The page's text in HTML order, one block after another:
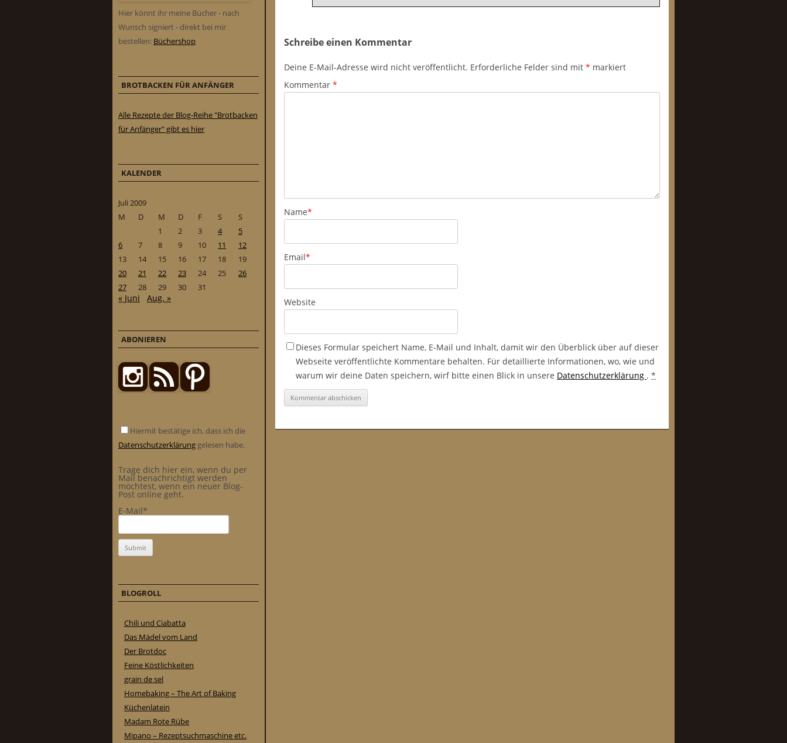
Schreibe einen Kommentar
Deine E-Mail-Adresse wird nicht veröffentlicht. Erforderliche Felder sind mit * markiert
Kommentar *
Name*
Email*
Website
Dieses Formular speichert Name, E-Mail und Inhalt, damit wir den Überblick über auf dieser
Webseite veröffentlichte Kommentare behalten. Für detaillierte Informationen, wo, wie und
warum wir deine Daten speichern, wirf bitte einen Blick in unsere Datenschutzerklärung . *
Hier könnt ihr meine Bücher - nach
Wunsch signiert - direkt bei mir
bestellen: Büchershop
BROTBACKEN FÜR ANFÄNGER
Alle Rezepte der Blog-Reihe "Brotbacken
für Anfänger" gibt es hier
KALENDER
Juli 2009
M
D M D F S
S
1
2 3 4
5
6
7 8 9 10 11
12
13
14 15 16 17 18
19
20
21 22 23 24 25
26
27
28 29 30 31
« Juni Aug. »
ABONIEREN
Hiermit bestätige ich, dass ich die
Datenschutzerklärung gelesen habe.
Trage dich hier ein, wenn du per
Mail benachrichtigt werden
möchtest, wenn ein neuer Blog-
Post online geht.
E-Mail*
BLOGROLL
Chili und Ciabatta
Das Mädel vom Land
Der Brotdoc
Feine Köstlichkeiten
grain de sel
Homebaking – The Art of Baking
Küchenlatein
Madam Rote Rübe
Mipano – Rezeptsuchmaschine etc.